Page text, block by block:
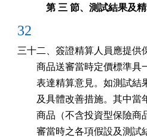
第 三 節、測試結果及
32
三十二、簽證精算人員應提供
商品送審當時定價標
表達精算意見。如測
及具體改善措施。其
商品（不含投資型保
審當時之各項假設及測